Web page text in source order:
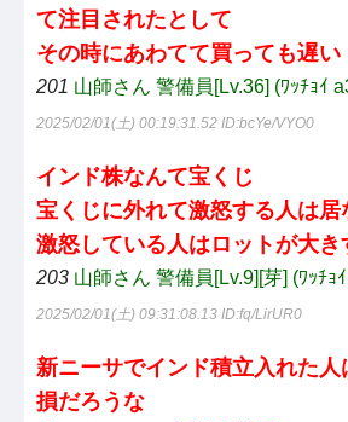
て注目されたとして
その時にあわてて買っても遅い
201 山師さん 警備員[Lv.36] (ﾜｯﾁｮｲ
2025/02/01(土) 00:19:31.52 ID:bcYe/VYO0
インド株なんて宝くじ
宝くじに外れて激怒する人は居
激怒している人はロットが大き
203 山師さん 警備員[Lv.9][芽] (ﾜｯﾁｮ
2025/02/01(土) 09:31:08.13 ID:fq/LirUR0
新ニーサでインド積立入れた
損だろうな